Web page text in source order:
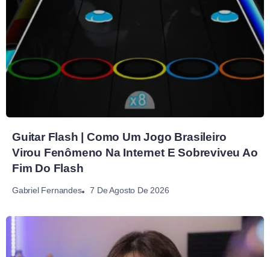
Guitar Flash | Como Um Jogo Brasileiro
Virou Fenômeno Na Internet E Sobreviveu Ao
Fim Do Flash
Gabriel Fernandes 7 De Agosto De 2026